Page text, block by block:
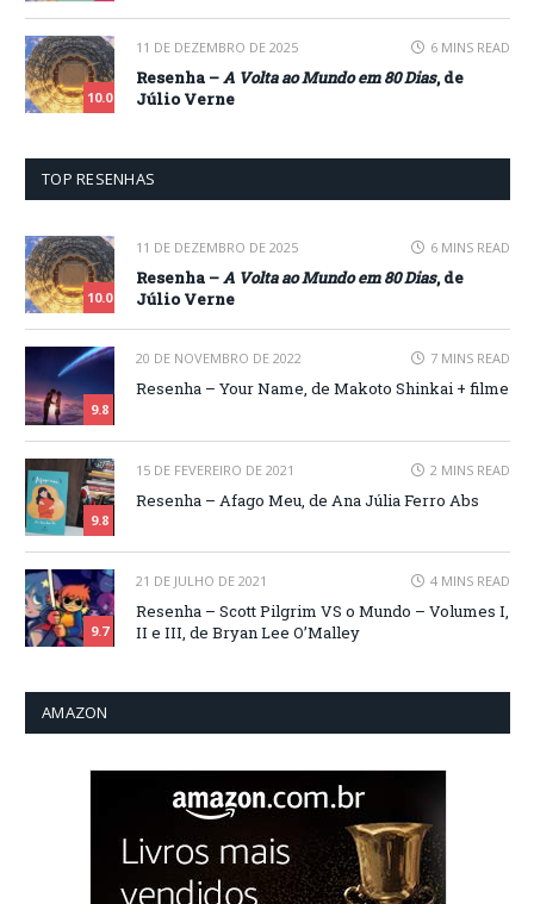
10.0
11 DE DEZEMBRO DE 2025 6 MINS READ
Resenha –A Volta ao Mundo em 80 Dias, de
Júlio Verne
TOP RESENHAS
10.0
11 DE DEZEMBRO DE 2025 6 MINS READ
Resenha –A Volta ao Mundo em 80 Dias, de
Júlio Verne
9.8
20 DE NOVEMBRO DE 2022 7 MINS READ
Resenha – Your Name, de Makoto Shinkai + filme
9.8
15 DE FEVEREIRO DE 2021 2 MINS READ
Resenha – Afago Meu, de Ana Júlia Ferro Abs
9.7
21 DE JULHO DE 2021 4 MINS READ
Resenha – Scott Pilgrim VS o Mundo – Volumes I,
II e III, de Bryan Lee O’Malley
AMAZON